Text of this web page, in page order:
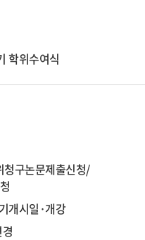
학위수여식
청구논문제출신청/
개시일·개강